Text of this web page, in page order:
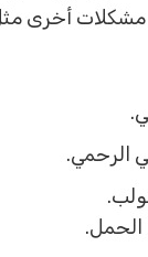
مشكلات أخرى
الرحمي.
الحمل.